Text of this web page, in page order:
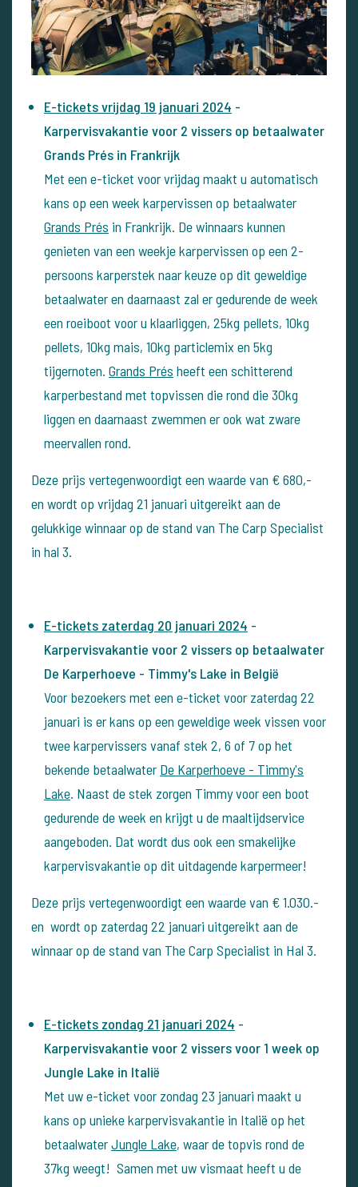
E-tickets vrijdag 19 januari 2024 -
Karpervisvakantie voor 2 vissers op betaalwater
Grands Prés in Frankrijk
Met een e-ticket voor vrijdag maakt u automatisch
kans op een week karpervissen op betaalwater
Grands Prés in Frankrijk. De winnaars kunnen
genieten van een weekje karpervissen op een 2-
persoons karperstek naar keuze op dit geweldige
betaalwater en daarnaast zal er gedurende de week
een roeiboot voor u klaarliggen, 25kg pellets, 10kg
pellets, 10kg mais, 10kg particlemix en 5kg
tijgernoten. Grands Prés heeft een schitterend
karperbestand met topvissen die rond die 30kg
liggen en daarnaast zwemmen er ook wat zware
meervallen rond.
Deze prijs vertegenwoordigt een waarde van € 680,-
en wordt op vrijdag 21 januari uitgereikt aan de
gelukkige winnaar op de stand van The Carp Specialist
in hal 3.
E-tickets zaterdag 20 januari 2024 -
Karpervisvakantie voor 2 vissers op betaalwater
De Karperhoeve - Timmy's Lake in België
Voor bezoekers met een e-ticket voor zaterdag 22
januari is er kans op een geweldige week vissen voor
twee karpervissers vanaf stek 2, 6 of 7 op het
bekende betaalwater De Karperhoeve - Timmy's
Lake. Naast de stek zorgen Timmy voor een boot
gedurende de week en krijgt u de maaltijdservice
aangeboden. Dat wordt dus ook een smakelijke
karpervisvakantie op dit uitdagende karpermeer!
Deze prijs vertegenwoordigt een waarde van € 1.030.-
en wordt op zaterdag 22 januari uitgereikt aan de
winnaar op de stand van The Carp Specialist in Hal 3.
E-tickets zondag 21 januari 2024 -
Karpervisvakantie voor 2 vissers voor 1 week op
Jungle Lake in Italië
Met uw e-ticket voor zondag 23 januari maakt u
kans op unieke karpervisvakantie in Italië op het
betaalwaterJungle Lake, waar de topvis rond de
37kg weegt! Samen met uw vismaat heeft u de